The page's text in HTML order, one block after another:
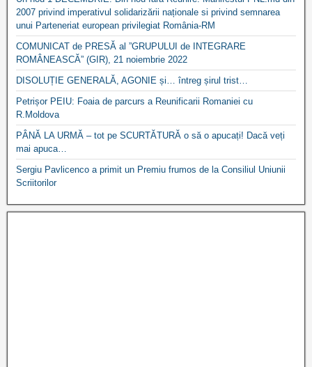
2007 privind imperativul solidarizării naționale si privind semnarea
unui Parteneriat european privilegiat România-RM
COMUNICAT de PRESĂ al ”GRUPULUI de INTEGRARE
ROMÂNEASCĂ” (GIR), 21 noiembrie 2022
DISOLUȚIE GENERALĂ, AGONIE și… întreg șirul trist…
Petrișor PEIU: Foaia de parcurs a Reunificarii Romaniei cu
R.Moldova
PÂNĂ LA URMĂ – tot pe SCURTĂTURĂ o să o apucați! Dacă veți
mai apuca…
Sergiu Pavlicenco a primit un Premiu frumos de la Consiliul Uniunii
Scriitorilor